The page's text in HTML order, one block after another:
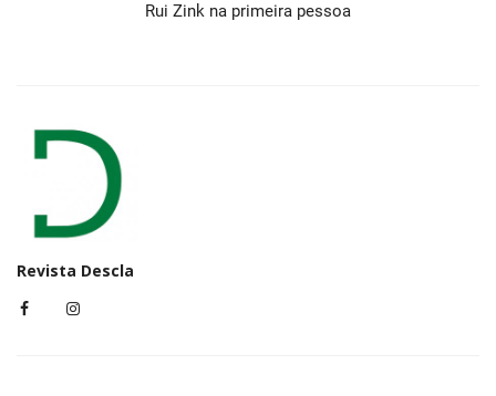
Rui Zink na primeira pessoa
Revista Descla